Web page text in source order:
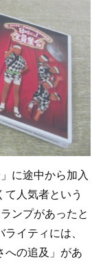
に途中から加入
て人気者という
ンプがあったと
イティには、
への追及」があ